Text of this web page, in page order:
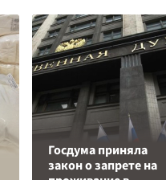
Госдума приняла
закон о запрете на